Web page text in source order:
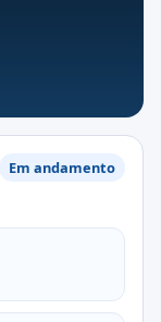
Em andamento